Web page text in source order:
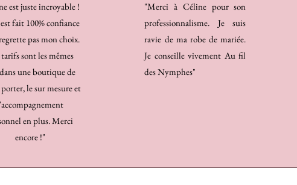
est juste incroyable !
fait 100% confiance
pas mon choix.
sont les mêmes
une boutique de
le sur mesure et
en plus. Merci
encore !"
"Merci à Céline pour son
professionnalisme. Je suis
ravie de ma robe de mariée.
Je conseille vivement Au fil
des Nymphes"